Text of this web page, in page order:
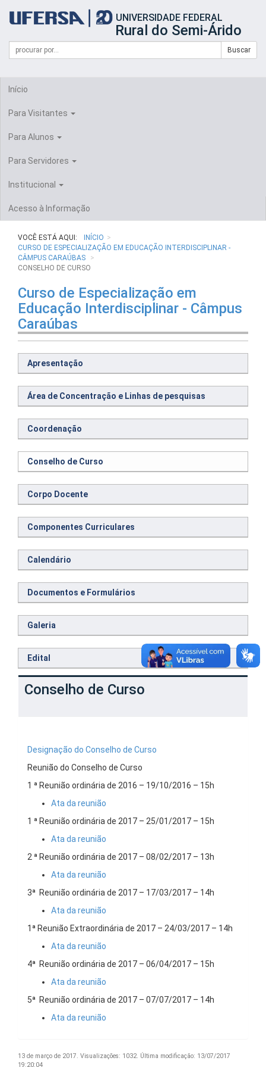
portal
UFERSA
UNIVERSIDADE FEDERAL
Rural do Semi-Árido
Formulário
Busca
Campo
de
Buscar
Início
Para Visitantes
Para Alunos
Para Servidores
Institucional
Acesso à Informação
VOCÊ ESTÁ AQUI:
INÍCIO
CURSO DE ESPECIALIZAÇÃO EM EDUCAÇÃO INTERDISCIPLINAR -
CÂMPUS CARAÚBAS
CONSELHO DE CURSO
Curso de Especialização em
Educação Interdisciplinar - Câmpus
Caraúbas
Apresentação
Área de Concentração e Linhas de pesquisas
Coordenação
Conselho de Curso
Corpo Docente
Componentes Curriculares
Calendário
Documentos e Formulários
Galeria
Edital
Conselho de Curso
Designação do Conselho de Curso
Reunião do Conselho de Curso
1 ª Reunião ordinária de 2016 – 19/10/2016 – 15h
Ata da reunião
1 ª Reunião ordinária de 2017 – 25/01/2017 – 15h
Ata da reunião
2 ª Reunião ordinária de 2017 – 08/02/2017 – 13h
Ata da reunião
3ª Reunião ordinária de 2017 – 17/03/2017 – 14h
Ata da reunião
1ª Reunião Extraordinária de 2017 – 24/03/2017 – 14h
Ata da reunião
4ª Reunião ordinária de 2017 – 06/04/2017 – 15h
Ata da reunião
5ª Reunião ordinária de 2017 – 07/07/2017 – 14h
Ata da reunião
13 de março de 2017. Visualizações: 1032. Última modificação: 13/07/2017
19:20:04